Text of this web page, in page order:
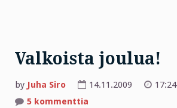
Valkoista joulua!
by Juha Siro 14.11.2009
17:24
5 kommenttia